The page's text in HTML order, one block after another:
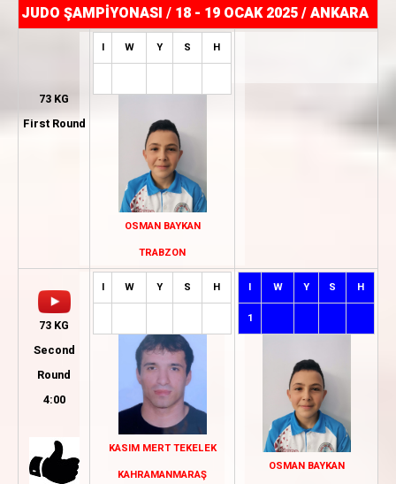
JUDO ŞAMPİYONASI / 18 - 19 OCAK 2025 / ANKARA
73 KG
First Round
I W Y S H
OSMAN BAYKAN
TRABZON
73 KG
Second
Round
4:00
I W Y S H
KASIM MERT TEKELEK
KAHRAMANMARAŞ
I W Y S H
1
OSMAN BAYKAN